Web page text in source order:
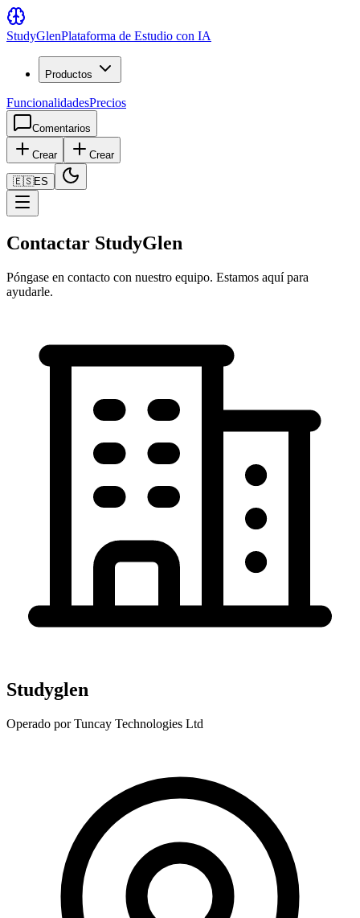
StudyGlenPlataforma de Estudio con IA
Productos
FuncionalidadesPrecios
Comentarios
Crear Crear
🇪🇸ES
Contactar StudyGlen
Póngase en contacto con nuestro equipo. Estamos aquí para
ayudarle.
Studyglen
Operado por Tuncay Technologies Ltd